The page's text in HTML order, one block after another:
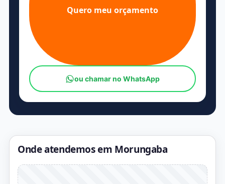
Quero meu orçamento
ou chamar no WhatsApp
Onde atendemos em Morungaba